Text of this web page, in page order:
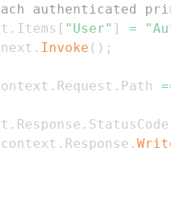
authenticated
. Items [ "User" ] =
next . Invoke ( ) ;
. Request . Path ==
. Response . StatusCode
context . Response .